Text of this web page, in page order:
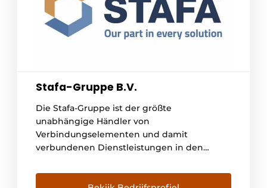
Stafa-Gruppe B.V.
Die Stafa-Gruppe ist der größte
unabhängige Händler von
Verbindungselementen und damit
verbundenen Dienstleistungen in den
angesehener Akteur in Europa. Die Stafa-